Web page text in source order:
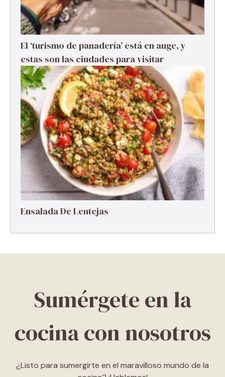
El ‘turismo de panadería’ está en auge, y
estas son las ciudades para visitar
Ensalada De Lentejas
Sumérgete en la
cocina con nosotros
¿Listo para sumergirte en el maravilloso mundo de la